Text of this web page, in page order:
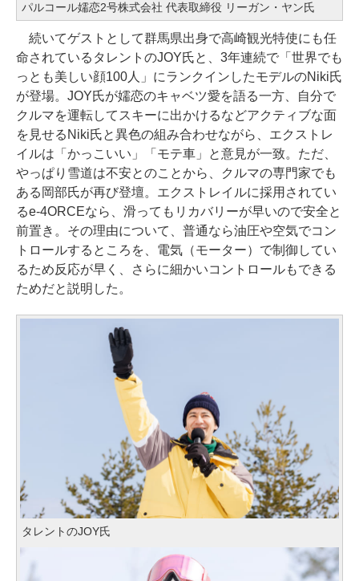
パルコール嬬恋2号株式会社 代表取締役 リーガン・ヤン氏
続いてゲストとして群馬県出身で高崎観光特使にも任
命されているタレントのJOY氏と、3年連続で「世界でも
っとも美しい顔100人」にランクインしたモデルのNiki氏
が登場。JOY氏が嬬恋のキャベツ愛を語る一方、自分で
クルマを運転してスキーに出かけるなどアクティブな面
を見せるNiki氏と異色の組み合わせながら、エクストレ
イルは「かっこいい」「モテ車」と意見が一致。ただ、
やっぱり雪道は不安とのことから、クルマの専門家でも
ある岡部氏が再び登壇。エクストレイルに採用されてい
るe-4ORCEなら、滑ってもリカバリーが早いので安全と
前置き。その理由について、普通なら油圧や空気でコン
トロールするところを、電気（モーター）で制御してい
るため反応が早く、さらに細かいコントロールもできる
ためだと説明した。
タレントのJOY氏